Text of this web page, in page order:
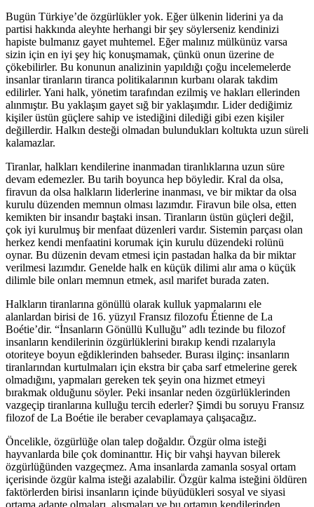
Bugün Türkiye’de özgürlükler yok. Eğer ülkenin liderini ya da
partisi hakkında aleyhte herhangi bir şey söylerseniz kendinizi
hapiste bulmanız gayet muhtemel. Eğer malınız mülkünüz varsa
sizin için en iyi şey hiç konuşmamak, çünkü onun üzerine de
çökebilirler. Bu konunun analizinin yapıldığı çoğu incelemelerde
insanlar tiranların tiranca politikalarının kurbanı olarak takdim
edilirler. Yani halk, yönetim tarafından ezilmiş ve hakları ellerinden
alınmıştır. Bu yaklaşım gayet sığ bir yaklaşımdır. Lider dediğimiz
kişiler üstün güçlere sahip ve istediğini dilediği gibi ezen kişiler
değillerdir. Halkın desteği olmadan bulundukları koltukta uzun süreli
kalamazlar.
Tiranlar, halkları kendilerine inanmadan tiranlıklarına uzun süre
devam edemezler. Bu tarih boyunca hep böyledir. Kral da olsa,
firavun da olsa halkların liderlerine inanması, ve bir miktar da olsa
kurulu düzenden memnun olması lazımdır. Firavun bile olsa, etten
kemikten bir insandır baştaki insan. Tiranların üstün güçleri değil,
çok iyi kurulmuş bir menfaat düzenleri vardır. Sistemin parçası olan
herkez kendi menfaatini korumak için kurulu düzendeki rolünü
oynar. Bu düzenin devam etmesi için pastadan halka da bir miktar
verilmesi lazımdır. Genelde halk en küçük dilimi alır ama o küçük
dilimle bile onları memnun etmek, asıl marifet burada zaten.
Halkların tiranlarına gönüllü olarak kulluk yapmalarını ele
alanlardan birisi de 16. yüzyıl Fransız filozofu Étienne de La
Boétie’dir. “İnsanların Gönüllü Kulluğu” adlı tezinde bu filozof
insanların kendilerinin özgürlüklerini bırakıp kendi rızalarıyla
otoriteye boyun eğdiklerinden bahseder. Burası ilginç: insanların
tiranlarından kurtulmaları için ekstra bir çaba sarf etmelerine gerek
olmadığını, yapmaları gereken tek şeyin ona hizmet etmeyi
bırakmak olduğunu söyler. Peki insanlar neden özgürlüklerinden
vazgeçip tiranlarına kulluğu tercih ederler? Şimdi bu soruyu Fransız
filozof de La Boétie ile beraber cevaplamaya çalışacağız.
Öncelikle, özgürlüğe olan talep doğaldır. Özgür olma isteği
hayvanlarda bile çok dominanttır. Hiç bir vahşi hayvan bilerek
özgürlüğünden vazgeçmez. Ama insanlarda zamanla sosyal ortam
içerisinde özgür kalma isteği azalabilir. Özgür kalma isteğini öldüren
faktörlerden birisi insanların içinde büyüdükleri sosyal ve siyasi